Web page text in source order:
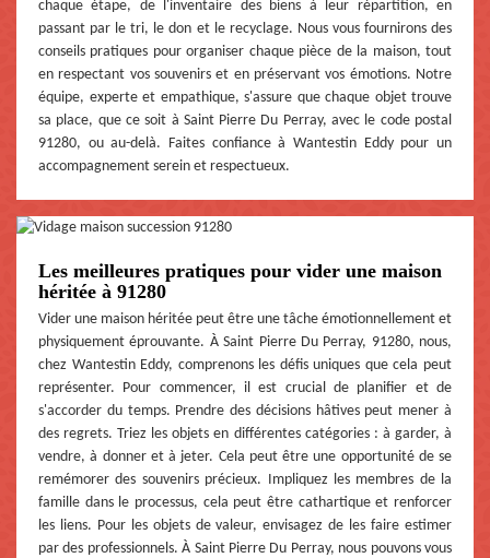
chaque étape, de l'inventaire des biens à leur répartition, en
passant par le tri, le don et le recyclage. Nous vous fournirons des
conseils pratiques pour organiser chaque pièce de la maison, tout
en respectant vos souvenirs et en préservant vos émotions. Notre
équipe, experte et empathique, s'assure que chaque objet trouve
sa place, que ce soit à Saint Pierre Du Perray, avec le code postal
91280, ou au-delà. Faites confiance à Wantestin Eddy pour un
accompagnement serein et respectueux.
Les meilleures pratiques pour vider une maison
héritée à 91280
Vider une maison héritée peut être une tâche émotionnellement et
physiquement éprouvante. À Saint Pierre Du Perray, 91280, nous,
chez Wantestin Eddy, comprenons les défis uniques que cela peut
représenter. Pour commencer, il est crucial de planifier et de
s'accorder du temps. Prendre des décisions hâtives peut mener à
des regrets. Triez les objets en différentes catégories : à garder, à
vendre, à donner et à jeter. Cela peut être une opportunité de se
remémorer des souvenirs précieux. Impliquez les membres de la
famille dans le processus, cela peut être cathartique et renforcer
les liens. Pour les objets de valeur, envisagez de les faire estimer
par des professionnels. À Saint Pierre Du Perray, nous pouvons vous